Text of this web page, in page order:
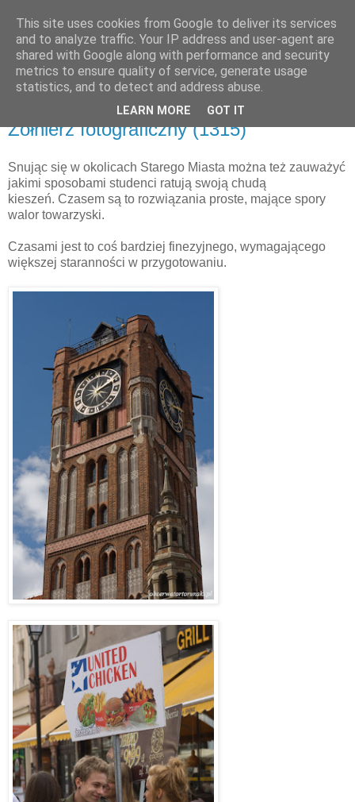
środa, 4 września 2013
Żołnierz fotograficzny (1315)
Snując się w okolicach Starego Miasta można też zauważyć
jakimi sposobami studenci ratują swoją chudą
kieszeń. Czasem są to rozwiązania proste, mające spory
walor towarzyski.
Czasami jest to coś bardziej finezyjnego, wymagającego
większej staranności w przygotowaniu.
This site uses cookies from Google to deliver its services
and to analyze traffic. Your IP address and user-agent are
shared with Google along with performance and security
metrics to ensure quality of service, generate usage
statistics, and to detect and address abuse.
LEARN MORE GOT IT